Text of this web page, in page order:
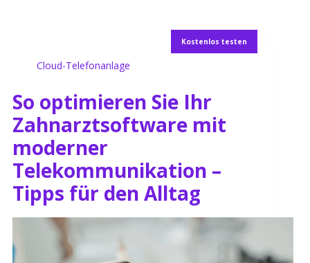
Kostenlos testen
Cloud-Telefonanlage
So optimieren Sie Ihr
Zahnarztsoftware mit
moderner
Telekommunikation –
Tipps für den Alltag